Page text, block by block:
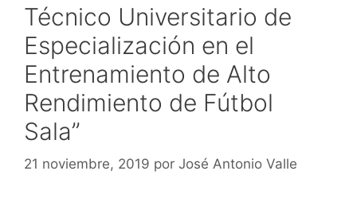
Técnico Universitario de
Especialización en el
Entrenamiento de Alto
Rendimiento de Fútbol
Sala”
21 noviembre, 2019 por José Antonio Valle